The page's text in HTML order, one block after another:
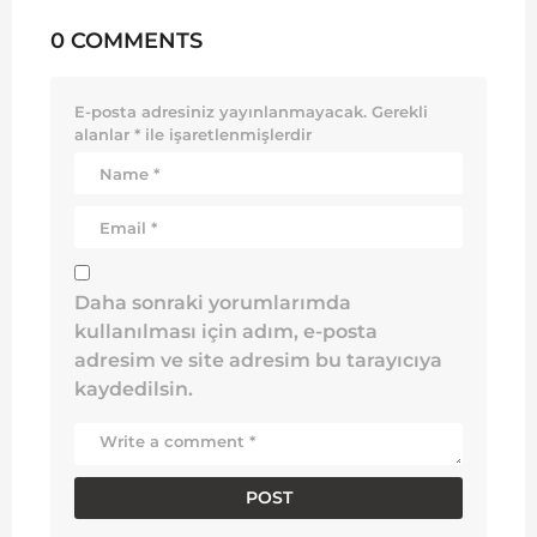
0 COMMENTS
E-posta adresiniz yayınlanmayacak. Gerekli
alanlar * ile işaretlenmişlerdir
Daha sonraki yorumlarımda
kullanılması için adım, e-posta
adresim ve site adresim bu tarayıcıya
kaydedilsin.